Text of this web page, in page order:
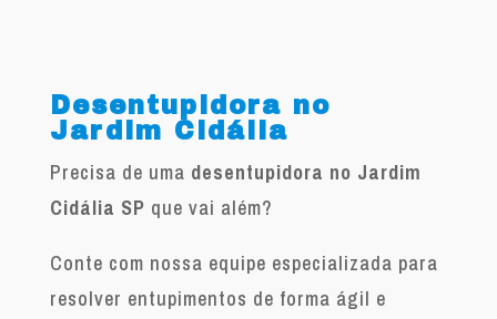
Desentupidora no
Jardim Cidália
Precisa de uma desentupidora no Jardim
Cidália SP que vai além?
Conte com nossa equipe especializada para
resolver entupimentos de forma ágil e